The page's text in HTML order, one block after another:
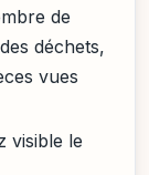
de
déchets,
vues
visible le